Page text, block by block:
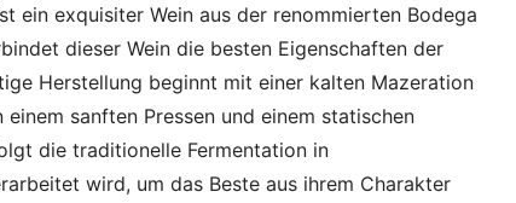
ein exquisiter Wein aus der renommierten Bodega
dieser Wein die besten Eigenschaften der
Herstellung beginnt mit einer kalten Mazeration
sanften Pressen und einem statischen
die traditionelle Fermentation in
wird, um das Beste aus ihrem Charakter